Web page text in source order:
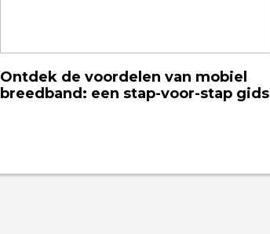
Ontdek de voordelen van mobiel
breedband: een stap-voor-stap gids